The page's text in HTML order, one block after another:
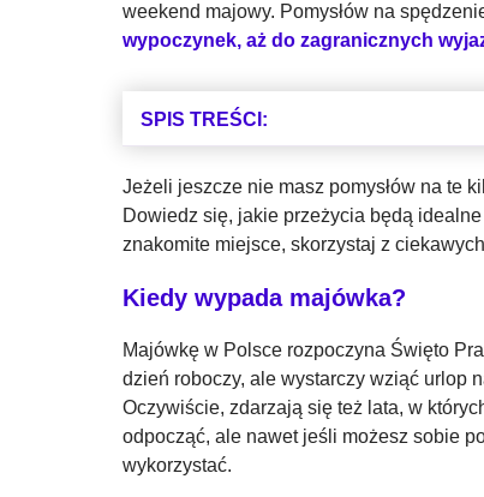
weekend majowy. Pomysłów na
wypoczynek, aż do zagranicznych
SPIS TREŚCI:
Jeżeli jeszcze nie masz pomysłów na te
Dowiedz się, jakie przeżycia będą
znakomite miejsce, skorzystaj z
Kiedy wypada majówka?
Majówkę w Polsce rozpoczyna Święto
dzień roboczy, ale wystarczy wziąć urlop
Oczywiście, zdarzają się też lata, w
odpocząć, ale nawet jeśli możesz sobie
wykorzystać.